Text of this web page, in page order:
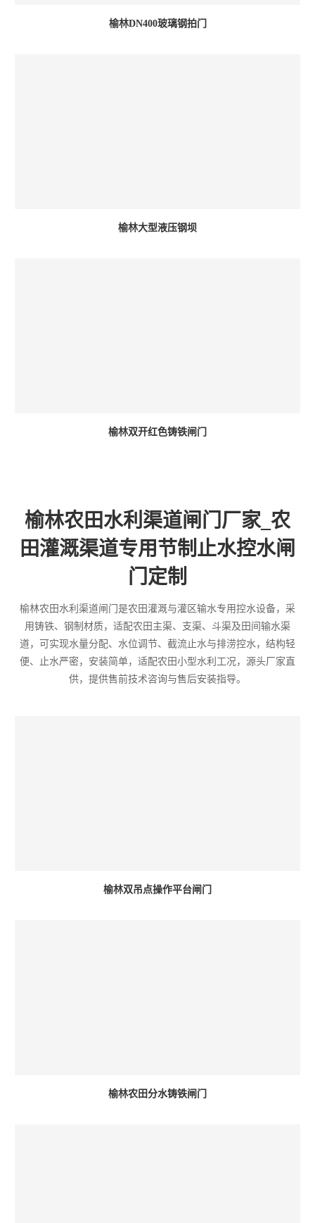
榆林DN400玻璃钢拍门
榆林大型液压钢坝
榆林双开红色铸铁闸门
榆林农田水利渠道闸门厂家_农
田灌溉渠道专用节制止水控水闸
门定制
榆林农田水利渠道闸门是农田灌溉与灌区输水专用控水设备，采
用铸铁、钢制材质，适配农田主渠、支渠、斗渠及田间输水渠
道，可实现水量分配、水位调节、截流止水与排涝控水，结构轻
便、止水严密，安装简单，适配农田小型水利工况，源头厂家直
供，提供售前技术咨询与售后安装指导。
榆林双吊点操作平台闸门
榆林农田分水铸铁闸门